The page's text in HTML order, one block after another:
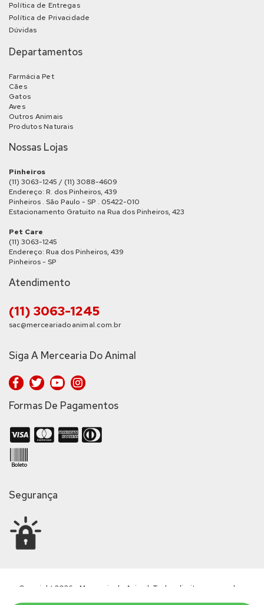
Política de Entregas
Política de Privacidade
Dúvidas
Departamentos
Farmácia Pet
Cães
Gatos
Aves
Outros Animais
Produtos Naturais
Nossas Lojas
Pinheiros
(11) 3063-1245 / (11) 3088-4609
Endereço: R. dos Pinheiros, 439
Pinheiros . São Paulo - SP . 05422-010
Estacionamento Gratuito na Rua dos Pinheiros, 423
Pet Care
(11) 3063-1245
Endereço: Rua dos Pinheiros, 439
Pinheiros - SP
Atendimento
(11) 3063-1245
sac@merceariadoanimal.com.br
Siga A Mercearia Do Animal
Formas De Pagamentos
Segurança
Copyright 2026 - Mercearia do Animal. Todos direitos reservados.